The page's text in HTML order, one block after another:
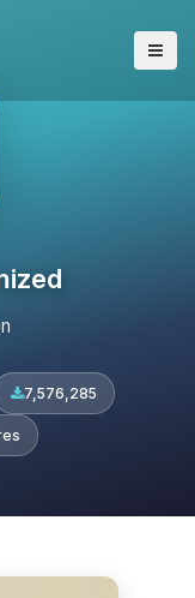
7,576,285